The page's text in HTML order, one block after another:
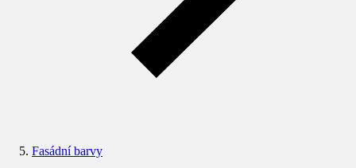
Fasádní barvy